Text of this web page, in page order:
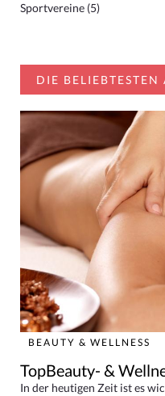
Sportvereine (5)
DIE BELIEBTESTEN
BEAUTY & WELLNESS
TopBeauty- &
In der heutigen Zeit ist es